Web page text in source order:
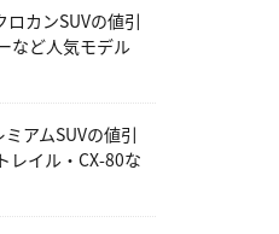
ロカンSUVの値引
など人気モデル
アムSUVの値引
レイル・CX-80な